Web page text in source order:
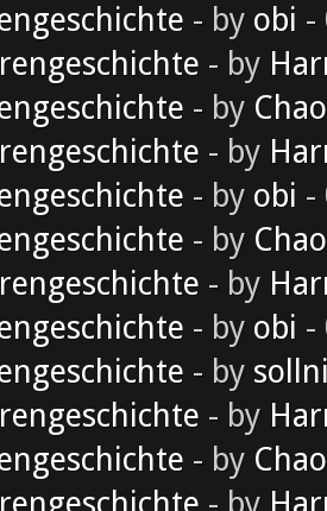
- by obi -
- by
- by
- by
- by obi -
- by
- by
- by obi -
- by
- by
- by